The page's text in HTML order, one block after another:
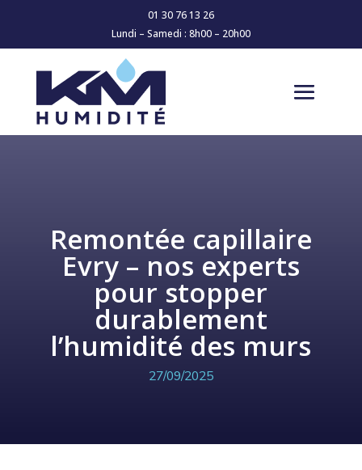
01 30 76 13 26
Lundi – Samedi : 8h00 – 20h00
Remontée capillaire
Evry – nos experts
pour stopper
durablement
l’humidité des murs
27/09/2025